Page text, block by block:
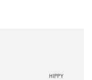
HIPPY